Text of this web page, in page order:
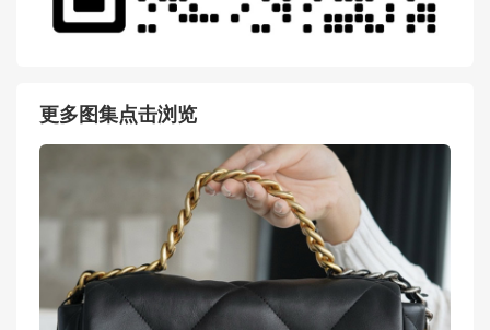
更多图集点击浏览